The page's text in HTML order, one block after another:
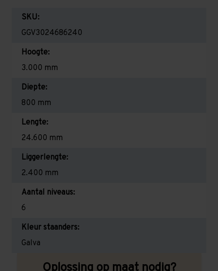
SKU:
GGV3024686240
Hoogte:
3.000 mm
Diepte:
800 mm
Lengte:
24.600 mm
Liggerlengte:
2.400 mm
Aantal niveaus:
6
Kleur staanders:
Galva
Oplossing op maat nodig?